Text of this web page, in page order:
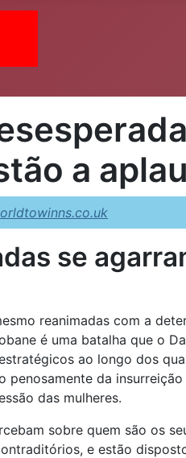
a
se
reanimadas com a
é uma batalha que o
ao longo dos
da
das mulheres.
sobre quem são os
e estão